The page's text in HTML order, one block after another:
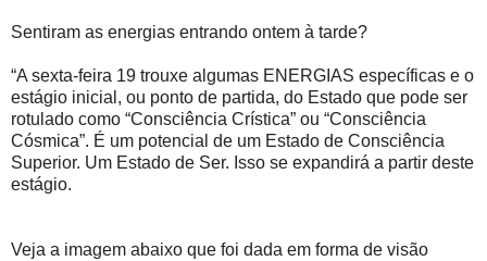
Sentiram as energias entrando ontem à tarde?
“A sexta-feira 19 trouxe algumas ENERGIAS específicas e o
estágio inicial, ou ponto de partida, do Estado que pode ser
rotulado como “Consciência Crística” ou “Consciência
Cósmica”. É um potencial de um Estado de Consciência
Superior. Um Estado de Ser. Isso se expandirá a partir deste
estágio.
Veja a imagem abaixo que foi dada em forma de visão